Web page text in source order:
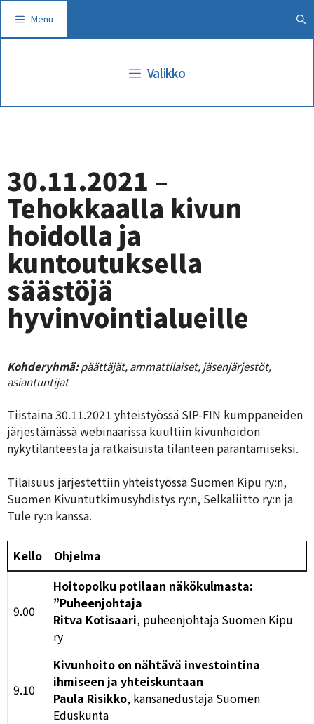
sisältöön
Menu
Valikko
30.11.2021 –
Tehokkaalla kivun
hoidolla ja
kuntoutuksella
säästöjä
hyvinvointialueille
Kohderyhmä:päättäjät, ammattilaiset, jäsenjärjestöt,
asiantuntijat
Tiistaina 30.11.2021 yhteistyössä SIP-FIN kumppaneiden
järjestämässä webinaarissa kuultiin kivunhoidon
nykytilanteesta ja ratkaisuista tilanteen parantamiseksi.
Tilaisuus järjestettiin yhteistyössä Suomen Kipu ry:n,
Suomen Kivuntutkimusyhdistys ry:n, Selkäliitto ry:n ja
Tule ry:n kanssa.
Kello Ohjelma
9.00
Hoitopolku potilaan näkökulmasta:
”Puheenjohtaja
Ritva Kotisaari, puheenjohtaja Suomen Kipu
ry
9.10
Kivunhoito on nähtävä investointina
ihmiseen ja yhteiskuntaan
Paula Risikko, kansanedustaja Suomen
Eduskunta